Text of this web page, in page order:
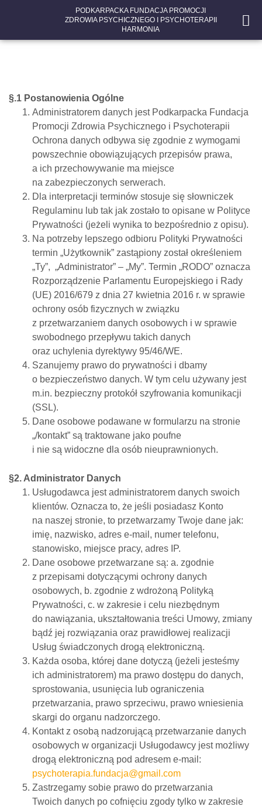
PODKARPACKA FUNDACJA PROMOCJI
ZDROWIA PSYCHICZNEGO I PSYCHOTERAPII
HARMONIA
§.1 Postanowienia Ogólne
Administratorem danych jest Podkarpacka Fundacja
Promocji Zdrowia Psychicznego i Psychoterapii
Ochrona danych odbywa się zgodnie z wymogami
powszechnie obowiązujących przepisów prawa,
a ich przechowywanie ma miejsce
na zabezpieczonych serwerach.
Dla interpretacji terminów stosuje się słowniczek
Regulaminu lub tak jak zostało to opisane w Polityce
Prywatności (jeżeli wynika to bezpośrednio z opisu).
Na potrzeby lepszego odbioru Polityki Prywatności
termin „Użytkownik” zastąpiony został określeniem
„Ty”, „Administrator” – „My”. Termin „RODO” oznacza
Rozporządzenie Parlamentu Europejskiego i Rady
(UE) 2016/679 z dnia 27 kwietnia 2016 r. w sprawie
ochrony osób fizycznych w związku
z przetwarzaniem danych osobowych i w sprawie
swobodnego przepływu takich danych
oraz uchylenia dyrektywy 95/46/WE.
Szanujemy prawo do prywatności i dbamy
o bezpieczeństwo danych. W tym celu używany jest
m.in. bezpieczny protokół szyfrowania komunikacji
(SSL).
Dane osobowe podawane w formularzu na stronie
„/kontakt” są traktowane jako poufne
i nie są widoczne dla osób nieuprawnionych.
§2. Administrator Danych
Usługodawca jest administratorem danych swoich
klientów. Oznacza to, że jeśli posiadasz Konto
na naszej stronie, to przetwarzamy Twoje dane jak:
imię, nazwisko, adres e-mail, numer telefonu,
stanowisko, miejsce pracy, adres IP.
Dane osobowe przetwarzane są: a. zgodnie
z przepisami dotyczącymi ochrony danych
osobowych, b. zgodnie z wdrożoną Polityką
Prywatności, c. w zakresie i celu niezbędnym
do nawiązania, ukształtowania treści Umowy, zmiany
bądź jej rozwiązania oraz prawidłowej realizacji
Usług świadczonych drogą elektroniczną.
Każda osoba, której dane dotyczą (jeżeli jesteśmy
ich administratorem) ma prawo dostępu do danych,
sprostowania, usunięcia lub ograniczenia
przetwarzania, prawo sprzeciwu, prawo wniesienia
skargi do organu nadzorczego.
Kontakt z osobą nadzorującą przetwarzanie danych
osobowych w organizacji Usługodawcy jest możliwy
drogą elektroniczną pod adresem e-mail:
psychoterapia.fundacja@gmail.com
Zastrzegamy sobie prawo do przetwarzania
Twoich danych po cofnięciu zgody tylko w zakresie